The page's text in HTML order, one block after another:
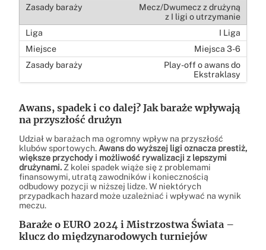
Mecz/Dwumecz z drużyną
z I ligi o utrzymanie
I Liga
Miejsca 3-6
Play-off o awans do
Ekstraklasy
Awans, spadek i co dalej? Jak baraże wpływają
na przyszłość drużyn
Udział w barażach ma ogromny wpływ na przyszłość
klubów sportowych. Awans do wyższej ligi oznacza prestiż,
większe przychody i możliwość rywalizacji z lepszymi
drużynami. Z kolei spadek wiąże się z problemami
finansowymi, utratą zawodników i koniecznością
odbudowy pozycji w niższej lidze. W niektórych
przypadkach hazard może uzależniać i wpływać na wynik
meczu.
Baraże o EURO 2024 i Mistrzostwa Świata –
klucz do międzynarodowych turniejów